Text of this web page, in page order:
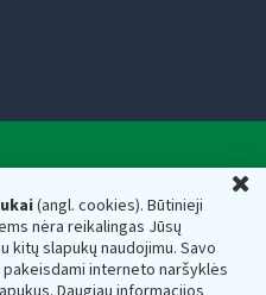
(angl. cookies). Būtinieji
nėra reikalingas Jūsų
kitų slapukų naudojimu. Savo
interneto naršyklės
kodas — 188659752,
Vilnius, Lietuva, el.paštas:
188659752